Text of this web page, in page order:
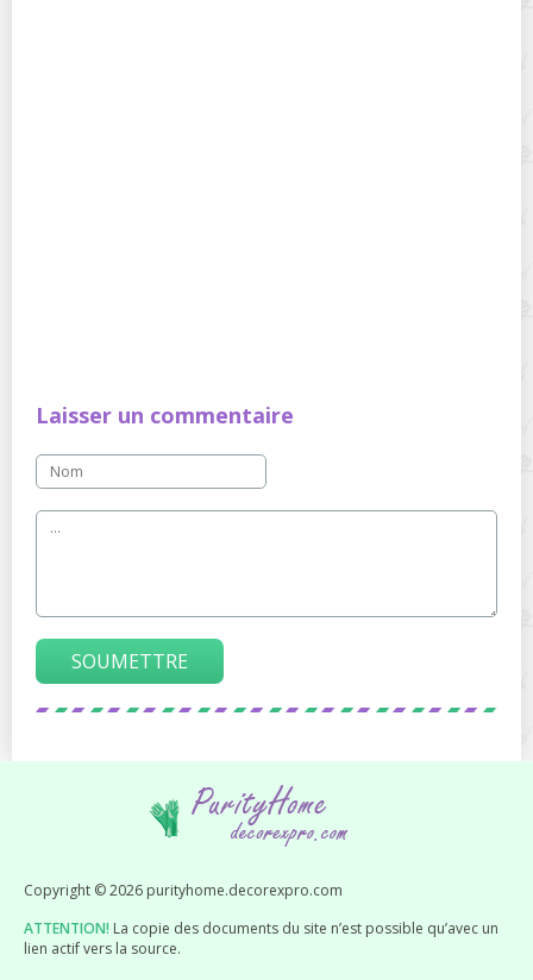
Laisser un commentaire
SOUMETTRE
Copyright © 2026 purityhome.decorexpro.com
ATTENTION! La copie des documents du site n’est possible qu’avec un
lien actif vers la source.